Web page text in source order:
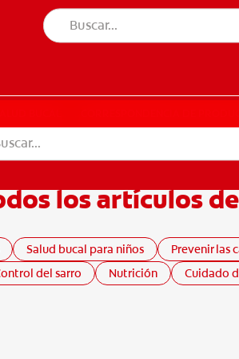
BUCAL
los artículos
Salud bucal para niños Prevenir las
del sarro Nutrición Cuidado